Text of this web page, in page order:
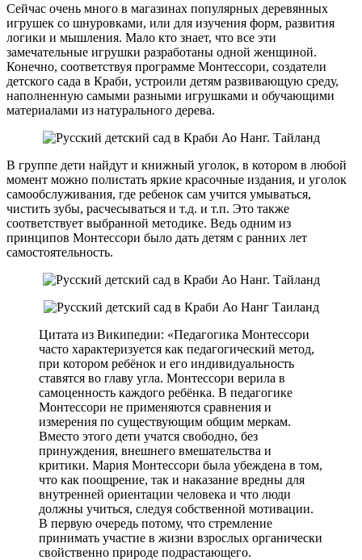
Сейчас очень много в магазинах популярных деревянных
игрушек со шнуровками, или для изучения форм, развития
логики и мышления. Мало кто знает, что все эти
замечательные игрушки разработаны одной женщиной.
Конечно, соответствуя программе Монтессори, создатели
детского сада в Краби, устроили детям развивающую среду,
наполненную самыми разными игрушками и обучающими
материалами из натурального дерева.
В группе дети найдут и книжный уголок, в котором в любой
момент можно полистать яркие красочные издания, и уголок
самообслуживания, где ребенок сам учится умываться,
чистить зубы, расчесываться и т.д. и т.п. Это также
соответствует выбранной методике. Ведь одним из
принципов Монтессори было дать детям с ранних лет
самостоятельность.
Цитата из Википедии: «Педагогика Монтессори
часто характеризуется как педагогический метод,
при котором ребёнок и его индивидуальность
ставятся во главу угла. Монтессори верила в
самоценность каждого ребёнка. В педагогике
Монтессори не применяются сравнения и
измерения по существующим общим меркам.
Вместо этого дети учатся свободно, без
принуждения, внешнего вмешательства и
критики. Мария Монтессори была убеждена в том,
что как поощрение, так и наказание вредны для
внутренней ориентации человека и что люди
должны учиться, следуя собственной мотивации.
В первую очередь потому, что стремление
принимать участие в жизни взрослых органически
свойственно природе подрастающего.